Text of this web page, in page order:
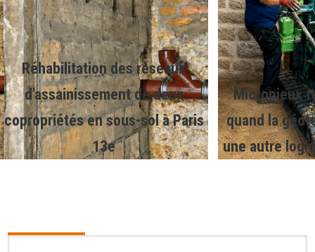
Réhabilitation des réseaux
d'assainissement de deux
copropriétés en sous-sol à Paris
13e
Micropieux
quand la
une autre